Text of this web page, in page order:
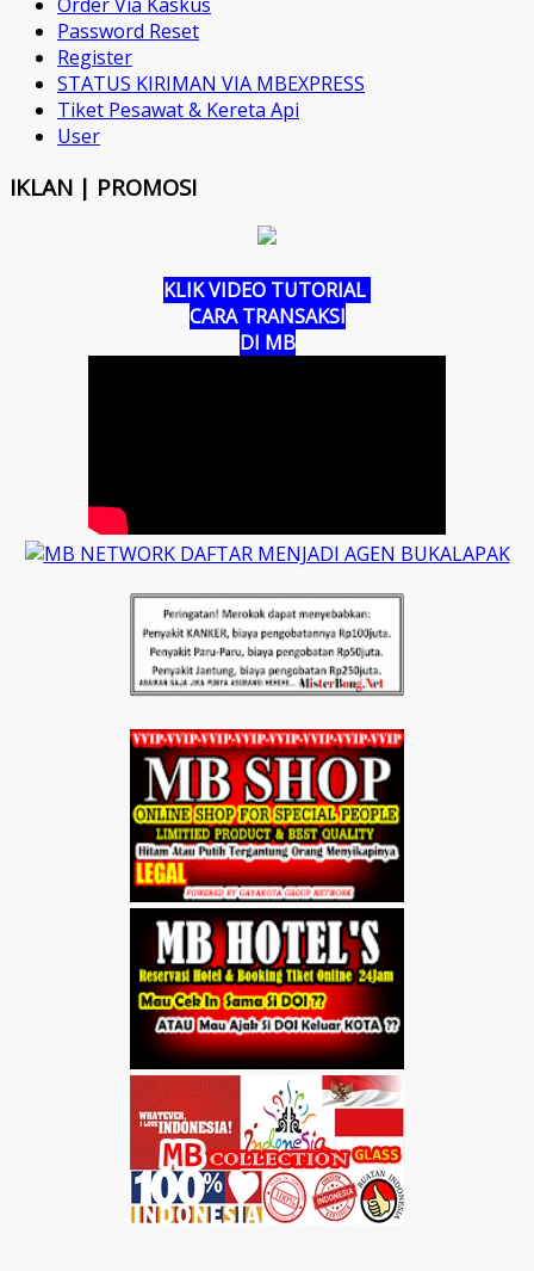
Password Reset
Register
STATUS KIRIMAN VIA MBEXPRESS
Tiket Pesawat & Kereta Api
User
IKLAN | PROMOSI
KLIK VIDEO TUTORIAL
CARA TRANSAKSI
DI MB